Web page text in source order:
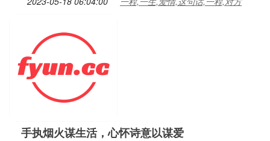
手执烟火谋生活，心怀诗意以谋爱